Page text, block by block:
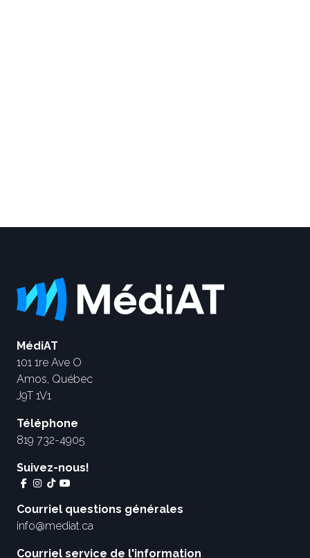
MédiAT
101 1re Ave O
Amos, Québec
J9T 1V1
Téléphone
819 732-4905
Suivez-nous!
Courriel questions générales
info@mediat.ca
Courriel service de l'information